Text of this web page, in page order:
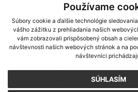
Používame
Súbory cookie a ďalšie technológie
vášho zážitku z prehliadania našich
vám zobrazovali prispôsobený obsah a
návštevnosti našich webových stránok a na
návštevníci
SÚHLASÍM
využite možnosť získavania aktuálnych
CMS systém (redakčný) systém ECHELON 2,
webex.digital, s.r.o.,domény
Posledná aktualizácia: